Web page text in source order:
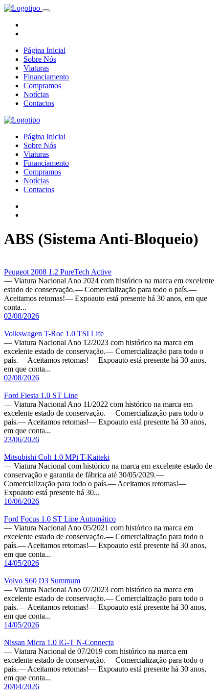
Página Inicial
Sobre Nós
Viaturas
Financiamento
Compramos
Notícias
Contactos
Página Inicial
Sobre Nós
Viaturas
Financiamento
Compramos
Notícias
Contactos
ABS (Sistema Anti-Bloqueio)
Peugeot 2008 1.2 PureTech Active
— Viatura Nacional Ano 2024 com histórico na marca em excelente
estado de conservação.— Comercialização para todo o país.—
Aceitamos retomas!— Expoauto está presente há 30 anos, em que
conta...
02/08/2026
Volkswagen T-Roc 1.0 TSI Life
— Viatura Nacional Ano 12/2023 com histórico na marca em
excelente estado de conservação.— Comercialização para todo o
país.— Aceitamos retomas!— Expoauto está presente há 30 anos,
em que conta...
02/08/2026
Ford Fiesta 1.0 ST Line
— Viatura Nacional Ano 11/2022 com histórico na marca em
excelente estado de conservação.— Comercialização para todo o
país.— Aceitamos retomas!— Expoauto está presente há 30 anos,
em que conta...
23/06/2026
Mitsubishi Colt 1.0 MPi T-Kaiteki
— Viatura Nacional com histórico na marca em excelente estado de
conservação e garantia de fábrica até 30/05/2029.—
Comercialização para todo o país.— Aceitamos retomas!—
Expoauto está presente há 30...
10/06/2026
Ford Focus 1.0 ST Line Automático
— Viatura Nacional Ano 05/2021 com histórico na marca em
excelente estado de conservação.— Comercialização para todo o
país.— Aceitamos retomas!— Expoauto está presente há 30 anos,
em que conta...
14/05/2026
Volvo S60 D3 Summum
— Viatura Nacional Ano 07/2023 com histórico na marca em
excelente estado de conservação.— Comercialização para todo o
país.— Aceitamos retomas!— Expoauto está presente há 30 anos,
em que conta...
14/05/2026
Nissan Micra 1.0 IG-T N-Connecta
— Viatura Nacional de 07/2019 com histórico na marca em
excelente estado de conservação.— Comercialização para todo o
país.— Aceitamos retomas!— Expoauto está presente há 30 anos,
em que conta...
20/04/2026